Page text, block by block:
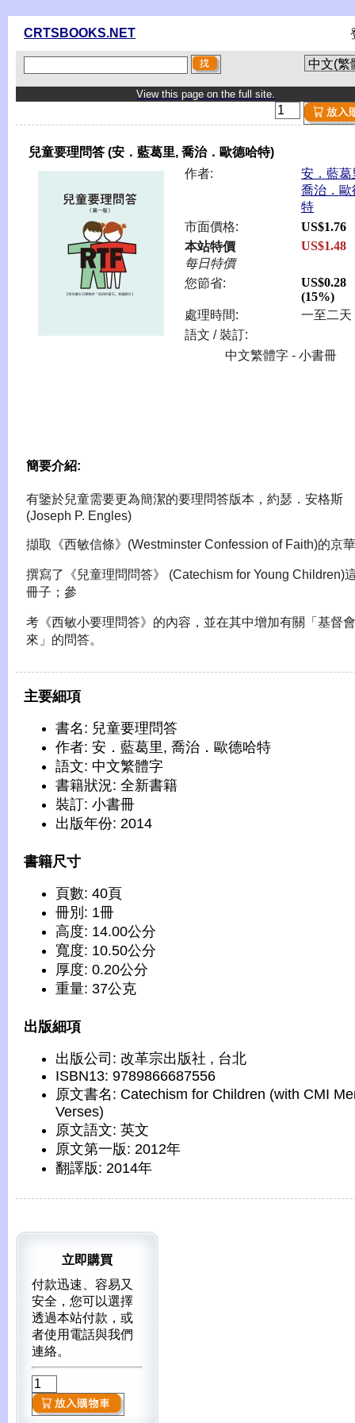
CRTSBOOKS.NET
View this page on the full site.
兒童要理問答 (安．藍葛里, 喬治．歐德哈特)
作者:
安．藍葛
喬治．歐
特
市面價格:
US$1.76
本站特價
每日特價
US$1.48
您節省:
US$0.28
(15%)
處理時間:
一至二天
語文 / 裝訂:
中文繁體字 - 小書冊
簡要介紹:
有鑒於兒童需要更為簡潔的要理問答版本，約瑟．安格斯
(Joseph P. Engles)
擷取《西敏信條》(Westminster Confession of Faith)的京
撰寫了《兒童理問問答》 (Catechism for Young Children)
冊子；參
考《西敏小要理問答》的內容，並在其中增加有關「基督
來」的問答。
主要細項
書名: 兒童要理問答
作者: 安．藍葛里, 喬治．歐德哈特
語文: 中文繁體字
書籍狀況: 全新書籍
裝訂: 小書冊
出版年份: 2014
書籍尺寸
頁數: 40頁
冊別: 1冊
高度: 14.00公分
寬度: 10.50公分
厚度: 0.20公分
重量: 37公克
出版細項
出版公司: 改革宗出版社 , 台北
ISBN13: 9789866687556
原文書名: Catechism for Children (with CMI
Verses)
原文語文: 英文
原文第一版: 2012年
翻譯版: 2014年
立即購買
付款迅速、容易又
安全，您可以選擇
透過本站付款，或
者使用電話與我們
連絡。